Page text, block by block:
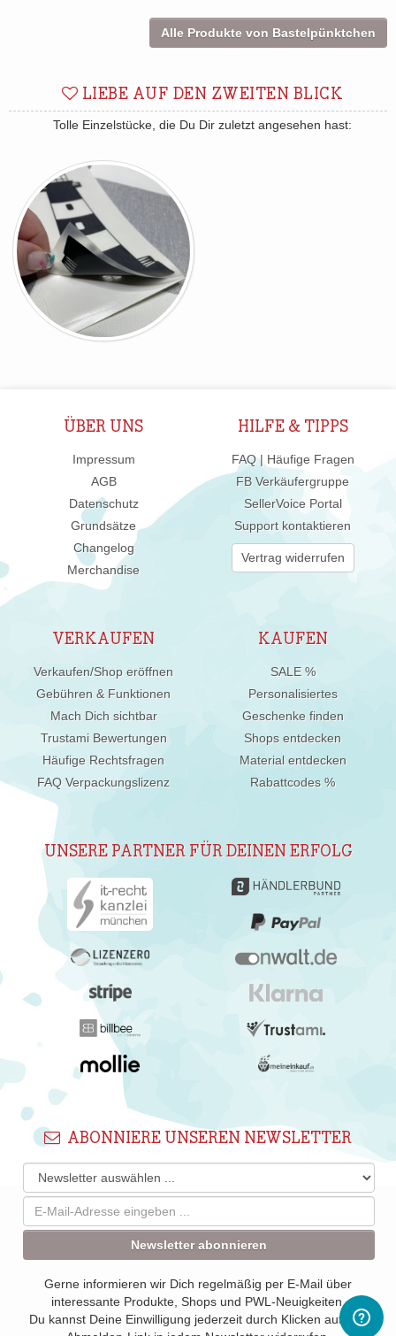
Alle Produkte von Bastelpünktchen
LIEBE AUF DEN ZWEITEN BLICK
Tolle Einzelstücke, die Du Dir zuletzt angesehen hast:
ÜBER UNS
Impressum
AGB
Datenschutz
Grundsätze
Changelog
Merchandise
HILFE & TIPPS
FAQ | Häufige Fragen
FB Verkäufergruppe
SellerVoice Portal
Support kontaktieren
Vertrag widerrufen
VERKAUFEN
Verkaufen/Shop eröffnen
Gebühren & Funktionen
Mach Dich sichtbar
Trustami Bewertungen
Häufige Rechtsfragen
FAQ Verpackungslizenz
KAUFEN
SALE %
Personalisiertes
Geschenke finden
Shops entdecken
Material entdecken
Rabattcodes %
UNSERE PARTNER FÜR DEINEN ERFOLG
ABONNIERE UNSEREN NEWSLETTER
Newsletter abonnieren
Gerne informieren wir Dich regelmäßig per E-Mail über
interessante Produkte, Shops und PWL-Neuigkeiten.
Du kannst Deine Einwilligung jederzeit durch Klicken auf den